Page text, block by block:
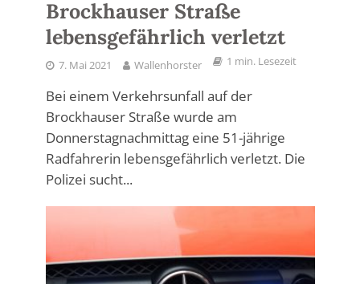
Brockhauser Straße
lebensgefährlich verletzt
7. Mai 2021 Wallenhorster 1 min. Lesezeit
Bei einem Verkehrsunfall auf der
Brockhauser Straße wurde am
Donnerstagnachmittag eine 51-jährige
Radfahrerin lebensgefährlich verletzt. Die
Polizei sucht...